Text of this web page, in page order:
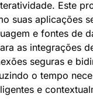
Este
suas aplicações
e fontes de
as integrações
seguras e
o tempo
e